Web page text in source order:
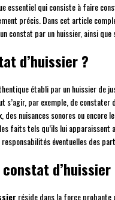
essentiel qui consiste à faire
précis. Dans cet article
constat par un huissier, ainsi
d’huissier ?
établi par un huissier de
s’agir, par exemple, de
des nuisances sonores ou
faits tels qu’ils lui
éventuelles des
d’huissier
réside dans la force probante